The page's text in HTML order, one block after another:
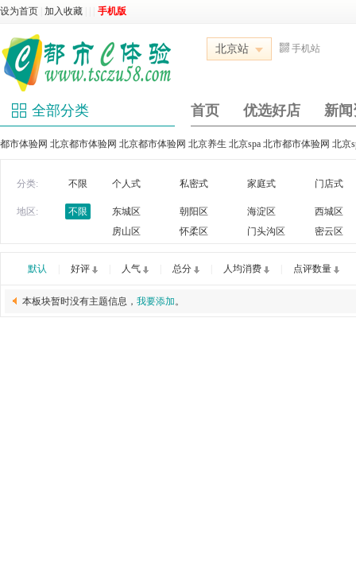
设为首页 加入收藏 手机版
北京站 手机站
全部分类 首页 优选好店 新闻
都市体验网 北京都市体验网 北京都市体验网 北京养生 北京spa 北市都市体验网 北京
分类: 不限 个人式 私密式 家庭式 门店式
地区: 不限 东城区 朝阳区 海淀区
西城区
房山区
怀柔区 门头沟区 密云区
默认 好评 人气 总分 人均消费 点评数量
本板块暂时没有主题信息， 我要添加。